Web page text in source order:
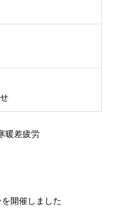
暖差疲労
開催しました